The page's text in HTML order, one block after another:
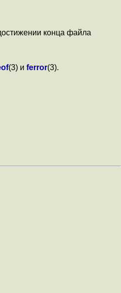
конца файла
(3) и ferror(3).